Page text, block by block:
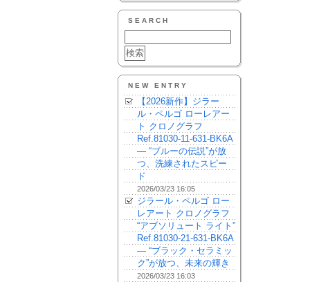
SEARCH
NEW ENTRY
【2026新作】ジラー
ル・ペルゴ ローレアー
ト クロノグラフ
Ref.81030-11-631-BK6A
— “ブルーの伝説”が放
つ、洗練されたスピー
ド
2026/03/23 16:05
ジラール・ペルゴ ロー
レアート クロノグラフ
“アブソリュート ライト”
Ref.81030-21-631-BK6A
— “ブラック・セラミッ
ク”が放つ、未来の輝き
2026/03/23 16:03